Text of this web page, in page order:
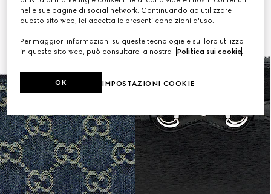
nelle sue pagine di social network. Continuando ad utilizzare
questo sito web, lei accetta le presenti condizioni d'uso.
Per maggiori informazioni su queste tecnologie e sul loro utilizzo
in questo sito web, può consultare la nostra
Politica sui cookie
IMPOSTAZIONI COOKIE
OK